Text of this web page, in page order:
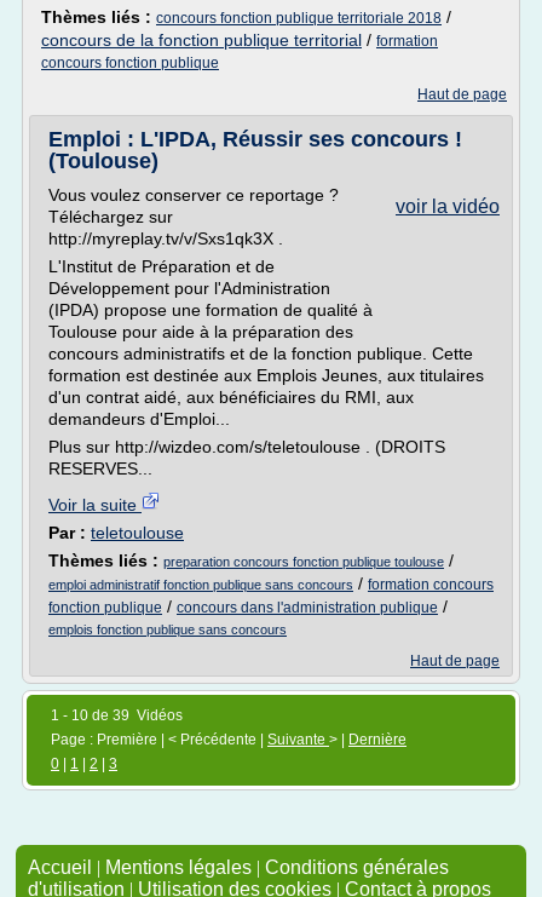
Thèmes liés : concours fonction publique territoriale 2018 /
concours de la fonction publique territorial / formation
concours fonction publique
Haut de page
Emploi : L'IPDA, Réussir ses concours !
(Toulouse)
voir la vidéo
Vous voulez conserver ce reportage ?
Téléchargez sur
http://myreplay.tv/v/Sxs1qk3X .
L'Institut de Préparation et de
Développement pour l'Administration
(IPDA) propose une formation de qualité à
Toulouse pour aide à la préparation des
concours administratifs et de la fonction publique. Cette
formation est destinée aux Emplois Jeunes, aux titulaires
d'un contrat aidé, aux bénéficiaires du RMI, aux
demandeurs d'Emploi...
Plus sur http://wizdeo.com/s/teletoulouse . (DROITS
RESERVES...
Voir la suite
Par : teletoulouse
Thèmes liés : preparation concours fonction publique toulouse /
emploi administratif fonction publique sans concours / formation concours
fonction publique / concours dans l'administration publique /
emplois fonction publique sans concours
Haut de page
1 - 10 de 39 Vidéos
Page : Première | < Précédente | Suivante > |
Dernière
0
1 2 3
Accueil | Mentions légales | Conditions générales
d'utilisation | Utilisation des cookies | Contact à propos